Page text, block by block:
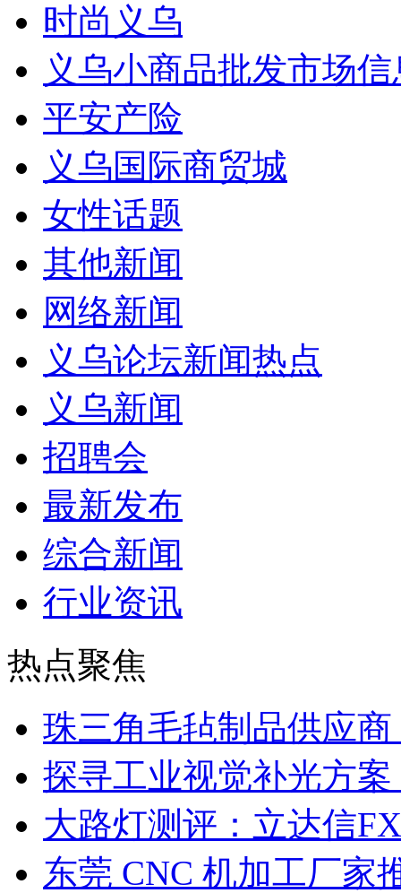
时尚义乌
义乌小商品批发市场
平安产险
义乌国际商贸城
女性话题
其他新闻
网络新闻
义乌论坛新闻热点
义乌新闻
招聘会
最新发布
综合新闻
行业资讯
热点聚焦
珠三角毛毡制品供应
探寻工业视觉补光方
大路灯测评：立达信
东莞 CNC 机加工厂家